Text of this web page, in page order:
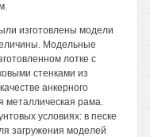
изготовлены модели
Модельные
лотке с
стенками из
анкерного
металлическая рама.
условиях: в песке
загружения моделей